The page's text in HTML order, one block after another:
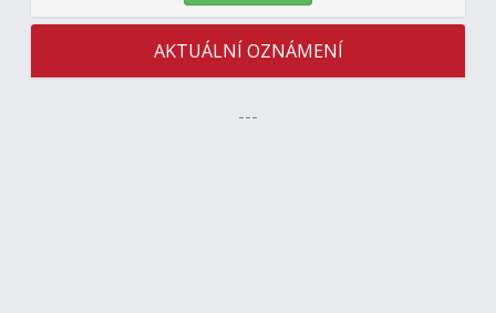
AKTUÁLNÍ OZNÁMENÍ
---